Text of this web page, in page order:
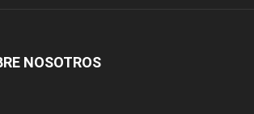
NOSOTROS